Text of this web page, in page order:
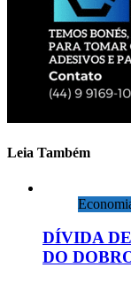
Leia Também
DÍVIDA
DO